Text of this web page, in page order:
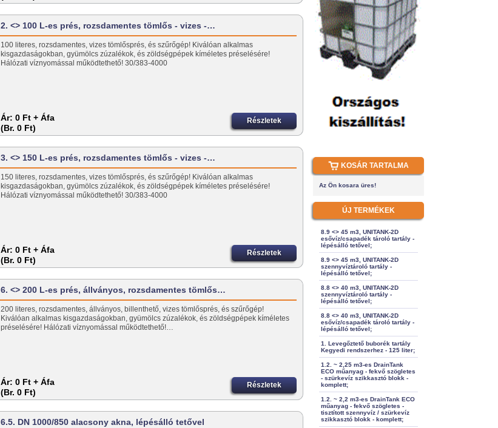
2. <> 100 L-es prés, rozsdamentes tömlős - vizes -…
100 literes, rozsdamentes, vizes tömlősprés, és szűrőgép! Kiválóan alkalmas
kisgazdaságokban, gyümölcs zúzalékok, és zöldségpépek kíméletes préselésére!
Hálózati víznyomással működtethető! 30/383-4000
Ár: 0 Ft + Áfa
(Br. 0 Ft)
Részletek
3. <> 150 L-es prés, rozsdamentes tömlős - vizes -…
150 literes, rozsdamentes, vizes tömlősprés, és szűrőgép! Kiválóan alkalmas
kisgazdaságokban, gyümölcs zúzalékok, és zöldségpépek kíméletes préselésére!
Hálózati víznyomással működtethető! 30/383-4000
Ár: 0 Ft + Áfa
(Br. 0 Ft)
Részletek
6. <> 200 L-es prés, állványos, rozsdamentes tömlős…
200 literes, rozsdamentes, állványos, billenthető, vizes tömlősprés, és szűrőgép!
Kiválóan alkalmas kisgazdaságokban, gyümölcs zúzalékok, és zöldségpépek kíméletes
préselésére! Hálózati víznyomással működtethető!…
Ár: 0 Ft + Áfa
(Br. 0 Ft)
Részletek
6.5. DN 1000/850 alacsony akna, lépésálló tetővel
KOSÁR TARTALMA
Az Ön kosara üres!
ÚJ TERMÉKEK
8.9 <> 45 m3, UNITANK-2D
esővíz/csapadék tároló tartály -
lépésálló tetővel;
8.9 <> 45 m3, UNITANK-2D
szennyvíztároló tartály -
lépésálló tetővel;
8.8 <> 40 m3, UNITANK-2D
szennyvíztároló tartály -
lépésálló tetővel;
8.8 <> 40 m3, UNITANK-2D
esővíz/csapadék tároló tartály -
lépésálló tetővel;
1. Levegőztető buborék tartály
Kegyedi rendszerhez - 125 liter;
1.2. ~ 2,25 m3-es DrainTank
ECO műanyag - fekvő szögletes
- szürkevíz szikkasztó blokk -
komplett;
1.2. ~ 2,2 m3-es DrainTank ECO
műanyag - fekvő szögletes -
tisztított szennyvíz / szürkevíz
szikkasztó blokk - komplett;